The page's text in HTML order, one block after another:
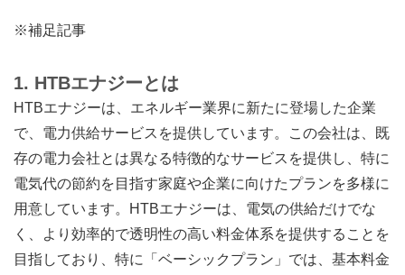
※補足記事
1. HTBエナジーとは
HTBエナジーは、エネルギー業界に新たに登場した企業
で、電力供給サービスを提供しています。この会社は、既
存の電力会社とは異なる特徴的なサービスを提供し、特に
電気代の節約を目指す家庭や企業に向けたプランを多様に
用意しています。HTBエナジーは、電気の供給だけでな
く、より効率的で透明性の高い料金体系を提供することを
目指しており、特に「ベーシックプラン」では、基本料金